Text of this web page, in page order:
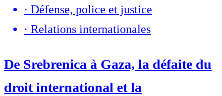
· Défense, police et justice
· Relations internationales
De Srebrenica à Gaza, la défaite du
droit international et la